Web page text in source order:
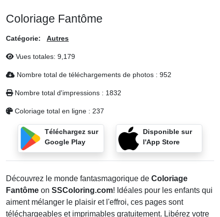
Coloriage Fantôme
Catégorie: Autres
Vues totales: 9,179
Nombre total de téléchargements de photos : 952
Nombre total d'impressions : 1832
Coloriage total en ligne : 237
Téléchargez sur
Google Play
Disponible sur
l'App Store
Découvrez le monde fantasmagorique de Coloriage
Fantôme on SSColoring.com! Idéales pour les enfants qui
aiment mélanger le plaisir et l'effroi, ces pages sont
téléchargeables et imprimables gratuitement. Libérez votre